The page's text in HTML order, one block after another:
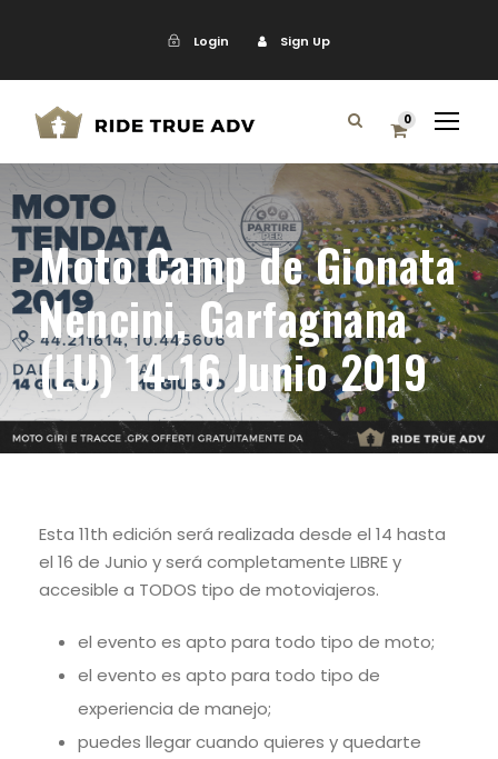
Login Sign Up
0
Moto Camp de Gionata
Nencini, Garfagnana
(LU) 14-16 Junio 2019
Esta 11th edición será realizada desde el 14 hasta
el 16 de Junio y será completamente LIBRE y
accesible a TODOS tipo de motoviajeros.
el evento es apto para todo tipo de moto;
el evento es apto para todo tipo de
experiencia de manejo;
puedes llegar cuando quieres y quedarte